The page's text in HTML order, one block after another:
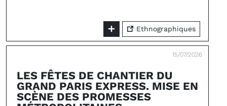
Ethnographiques
15/07/2026
LES FÊTES DE CHANTIER DU
GRAND PARIS EXPRESS. MISE EN
SCÈNE DES PROMESSES